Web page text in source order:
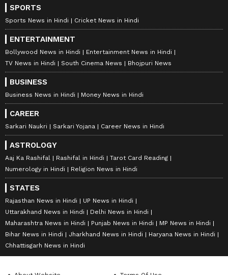
SPORTS
Sports News in Hindi Cricket News in Hindi
ENTERTAINMENT
Bollywood News in Hindi
Entertainment News in Hindi
TV News in Hindi
South Cinema News Bhojpuri News
BUSINESS
Business News in Hindi Money News in Hindi
CAREER
Sarkari Naukri Sarkari Yojana Career News in Hindi
ASTROLOGY
Aaj Ka Rashifal Rashifal in Hindi
Tarot Card Reading
Numerology in Hindi
Religion News in Hindi
STATES
Rajasthan News in Hindi
UP News in Hindi
Uttarakhand News in Hindi
Delhi News in Hindi
Maharashtra News in Hindi
Punjab News in Hindi
MP News in Hindi
Bihar News in Hindi
Jharkhand News in Hindi
Haryana News in Hindi
Chhattisgarh News in Hindi